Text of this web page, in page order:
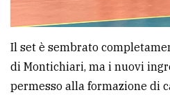
Il set è sembrato
di Montichiari, ma i nuovi
permesso alla formazione di